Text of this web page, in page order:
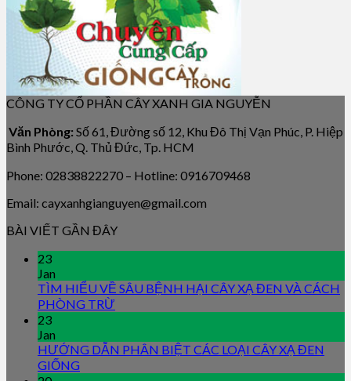
CÔNG TY CỔ PHẦN CÂY XANH GIA NGUYỄN
Văn Phòng: Số 61, Đường số 12, Khu Đô Thị Vạn Phúc, P. Hiệp
Bình Phước, Q. Thủ Đức, Tp. HCM
Phone: 02838822270 – Hotline: 0916709468
Email: cayxanhgianguyen@gmail.com
BÀI VIẾT GẦN ĐÂY
23
Jan
TÌM HIỂU VỀ SÂU BỆNH HẠI CÂY XẠ ĐEN VÀ CÁCH
PHÒNG TRỪ
23
Jan
HƯỚNG DẪN PHÂN BIỆT CÁC LOẠI CÂY XẠ ĐEN
GIỐNG